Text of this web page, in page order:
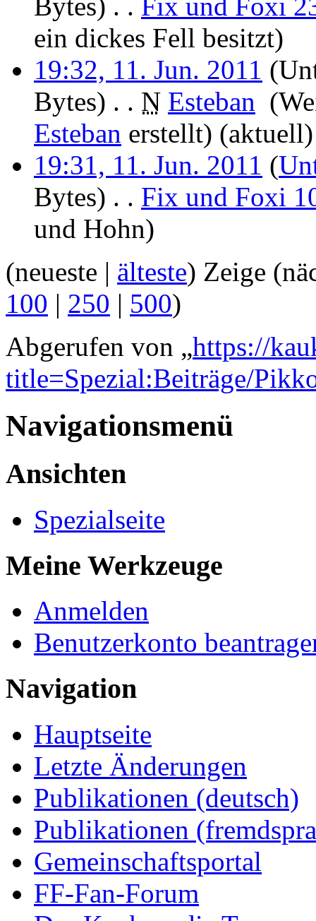
Bytes) . . Fix und Foxi
ein dickes Fell besitzt)
19:32, 11. Jun. 2011
Bytes) . . N Esteban
Esteban erstellt) (aktuell)
19:31, 11. Jun. 2011 (
Bytes) . . Fix und Foxi
und Hohn)
(neueste | älteste) Zeige
100 | 250 | 500)
Abgerufen von „https://
title=Spezial:Beiträge/
Navigationsmenü
Ansichten
Spezialseite
Meine Werkzeuge
Anmelden
Benutzerkonto
Navigation
Hauptseite
Letzte Änderungen
Publikationen (deutsch)
Publikationen
Gemeinschaftsportal
FF-Fan-Forum